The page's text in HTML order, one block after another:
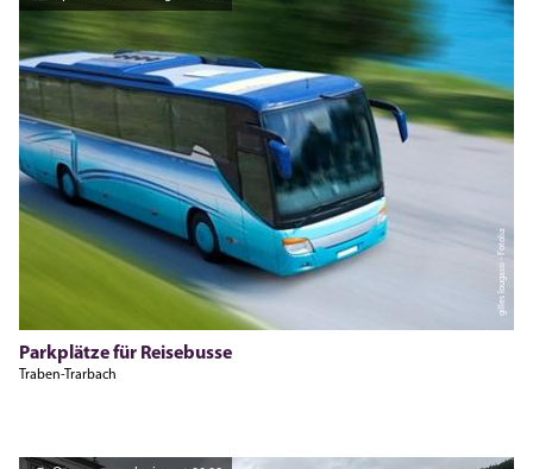
gilles lougassi - Fotolia
Parkplätze für Reisebusse
Traben-Trarbach